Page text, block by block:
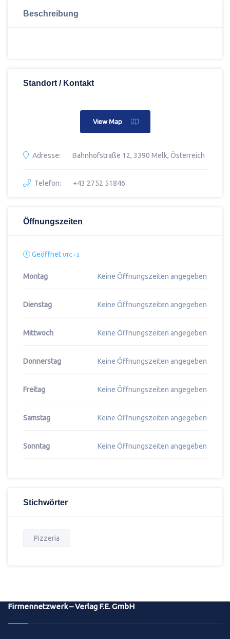
Beschreibung
Standort / Kontakt
View Map
Adresse: Bahnhofstraße 12, 3390 Melk, Österreich
Telefon: +43 2752 51846
Öffnungszeiten
Geöffnet UTC + 2
Montag Keine Öffnungszeiten angegeben
Dienstag Keine Öffnungszeiten angegeben
Mittwoch Keine Öffnungszeiten angegeben
Donnerstag Keine Öffnungszeiten angegeben
Freitag Keine Öffnungszeiten angegeben
Samstag Keine Öffnungszeiten angegeben
Sonntag Keine Öffnungszeiten angegeben
Stichwörter
Pizzeria
Firmennetzwerk – Verlag F.E. GmbH